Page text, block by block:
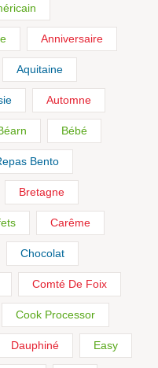
Anniversaire
Aquitaine
Automne
Bébé
Bento
Bretagne
Carême
Chocolat
Comté De Foix
Cook Processor
Dauphiné Easy